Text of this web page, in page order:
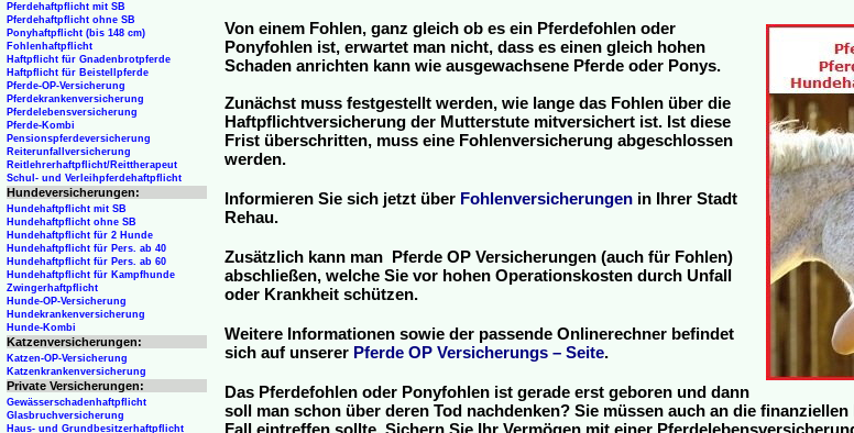
Von einem Fohlen, ganz gleich ob es ein Pferdefohlen oder
Ponyfohlen ist, erwartet man nicht, dass es einen gleich hohen
Schaden anrichten kann wie ausgewachsene Pferde oder Ponys.
Zunächst muss festgestellt werden, wie lange das Fohlen über die
Haftpflichtversicherung der Mutterstute mitversichert ist. Ist diese
Frist überschritten, muss eine Fohlenversicherung abgeschlossen
werden.
Informieren Sie sich jetzt über Fohlenversicherungen in Ihrer Stadt
Rehau.
Zusätzlich kann man Pferde OP Versicherungen (auch für Fohlen)
abschließen, welche Sie vor hohen Operationskosten durch Unfall
oder Krankheit schützen.
Weitere Informationen sowie der passende Onlinerechner befindet
sich auf unserer Pferde OP Versicherungs – Seite.
Das Pferdefohlen oder Ponyfohlen ist gerade erst geboren und dann
soll man schon über deren Tod nachdenken? Sie müssen auch an die
Pferdehaftpflicht mit SB
Pferdehaftpflicht ohne SB
Ponyhaftpflicht (bis 148 cm)
Fohlenhaftpflicht
Haftpflicht für Gnadenbrotpferde
Haftpflicht für Beistellpferde
Pferde-OP-Versicherung
Pferdekrankenversicherung
Pferdelebensversicherung
Pferde-Kombi
Pensionspferdeversicherung
Reiterunfallversicherung
Reitlehrerhaftpflicht/Reittherapeut
Schul- und Verleihpferdehaftpflicht
Hundeversicherungen:
Hundehaftpflicht mit SB
Hundehaftpflicht ohne SB
Hundehaftpflicht für 2 Hunde
Hundehaftpflicht für Pers. ab 40
Hundehaftpflicht für Pers. ab 60
Hundehaftpflicht für Kampfhunde
Zwingerhaftpflicht
Hunde-OP-Versicherung
Hundekrankenversicherung
Hunde-Kombi
Katzenversicherungen:
Katzen-OP-Versicherung
Katzenkrankenversicherung
Private Versicherungen:
Gewässerschadenhaftpflicht
Glasbruchversicherung
Haus- und Grundbesitzerhaftpflicht